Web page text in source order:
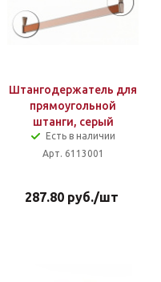
Штангодержатель для
прямоугольной
штанги, серый
Есть в наличии
Арт. 6113001
287.80руб./шт